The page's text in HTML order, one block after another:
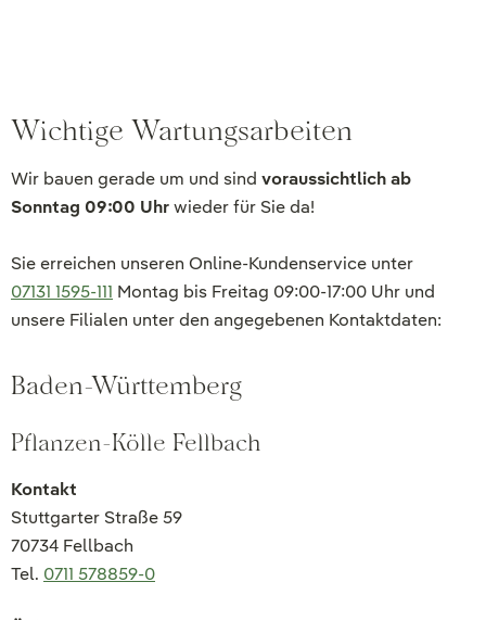
Wichtige Wartungsarbeiten
Wir bauen gerade um und sind voraussichtlich ab
Sonntag 09:00 Uhrwieder für Sie da!
Sie erreichen unseren Online-Kundenservice unter
07131 1595-111 Montag bis Freitag 09:00-17:00 Uhr und
unsere Filialen unter den angegebenen Kontaktdaten:
Baden-Württemberg
Pflanzen-Kölle Fellbach
Kontakt
Stuttgarter Straße 59
70734 Fellbach
Tel. 0711 578859-0